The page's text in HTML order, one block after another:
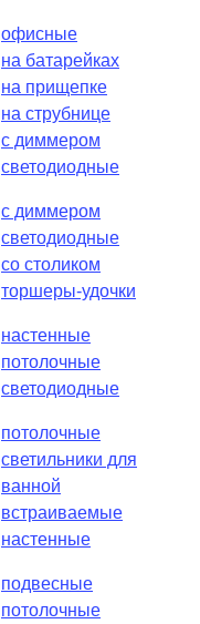
офисные
на батарейках
на прищепке
на струбнице
с диммером
светодиодные
с диммером
светодиодные
со столиком
торшеры-удочки
настенные
потолочные
светодиодные
потолочные
светильники для
ванной
встраиваемые
настенные
подвесные
потолочные